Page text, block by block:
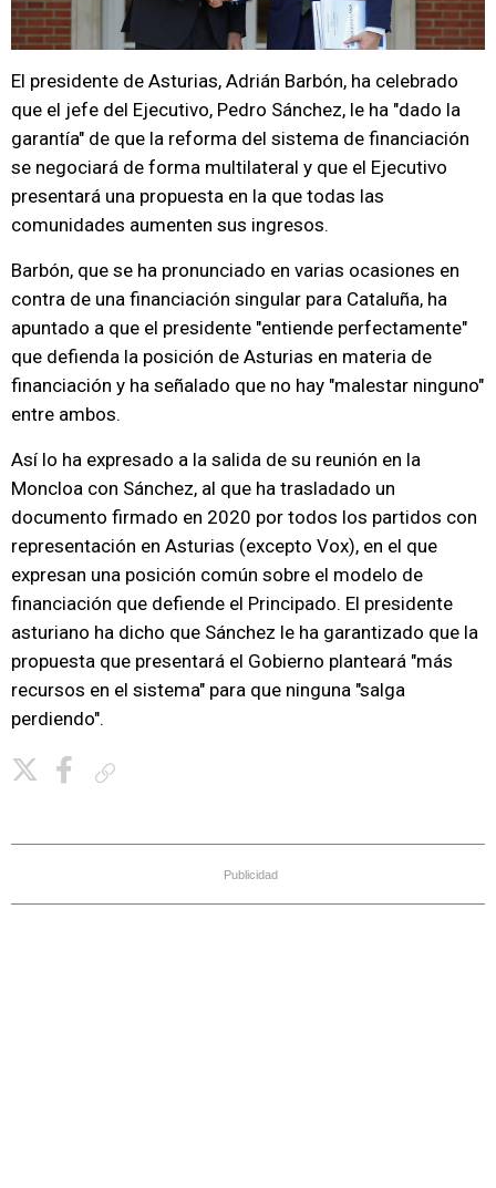
El presidente de Asturias, Adrián Barbón, ha celebrado
que el jefe del Ejecutivo, Pedro Sánchez, le ha "dado la
garantía" de que la reforma del sistema de financiación
se negociará de forma multilateral y que el Ejecutivo
presentará una propuesta en la que todas las
comunidades aumenten sus ingresos.
Barbón, que se ha pronunciado en varias ocasiones en
contra de una financiación singular para Cataluña, ha
apuntado a que el presidente "entiende perfectamente"
que defienda la posición de Asturias en materia de
financiación y ha señalado que no hay "malestar ninguno"
entre ambos.
Así lo ha expresado a la salida de su reunión en la
Moncloa con Sánchez, al que ha trasladado un
documento firmado en 2020 por todos los partidos con
representación en Asturias (excepto Vox), en el que
expresan una posición común sobre el modelo de
financiación que defiende el Principado. El presidente
asturiano ha dicho que Sánchez le ha garantizado que la
propuesta que presentará el Gobierno planteará "más
recursos en el sistema" para que ninguna "salga
perdiendo".
Publicidad